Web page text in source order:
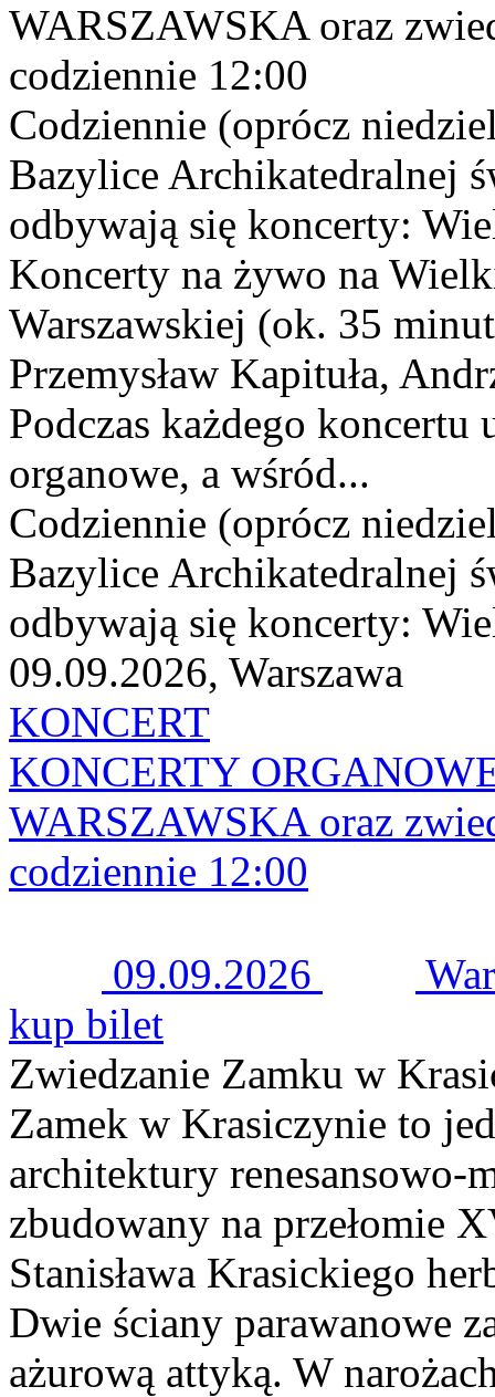
WARSZAWSKA oraz
codziennie 12:00
Codziennie (oprócz
Bazylice Archikatedralnej
odbywają się koncerty:
Koncerty na żywo na
Warszawskiej (ok. 35
Przemysław Kapituła,
Podczas każdego koncertu
organowe, a wśród...
Codziennie (oprócz
Bazylice Archikatedralnej
odbywają się koncerty:
09.09.2026, Warszawa
KONCERT
KONCERTY
WARSZAWSKA oraz
codziennie 12:00
09.09.2026
kup bilet
Zwiedzanie Zamku w
Zamek w Krasiczynie to
architektury renesansowo-
zbudowany na przełomie
Stanisława Krasickiego
Dwie ściany parawanowe
ażurową attyką. W